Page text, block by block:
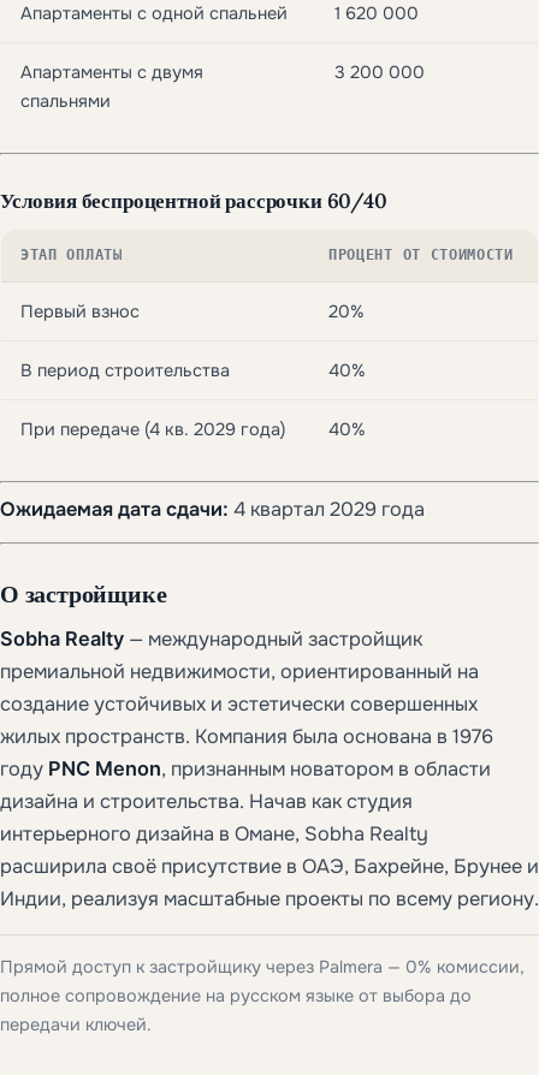
Апартаменты с одной спальней 1 620 000
Апартаменты с двумя
спальнями
3 200 000
Условия беспроцентной рассрочки 60/40
ЭТАП ОПЛАТЫ ПРОЦЕНТ ОТ СТОИМОСТИ
Первый взнос 20%
В период строительства 40%
При передаче (4 кв. 2029 года) 40%
Ожидаемая дата сдачи: 4 квартал 2029 года
О застройщике
Sobha Realty — международный застройщик
премиальной недвижимости, ориентированный на
создание устойчивых и эстетически совершенных
жилых пространств. Компания была основана в 1976
году PNC Menon, признанным новатором в области
дизайна и строительства. Начав как студия
интерьерного дизайна в Омане, Sobha Realty
расширила своё присутствие в ОАЭ, Бахрейне, Брунее и
Индии, реализуя масштабные проекты по всему региону.
Прямой доступ к застройщику через Palmera — 0% комиссии,
полное сопровождение на русском языке от выбора до
передачи ключей.